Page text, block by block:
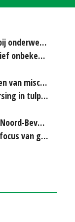
Diesel is nu 'echt een ding' bij onderwerken
Nieuwe importeur van relatief onbekende merken...
Demonstratie twee manieren van miscanthus hakselen
Mechanische onkruidbeheersing in tulpenteelt steeds...
Jubilerende bietentelers op Noord-Beveland rijden elkaar...
Bemest op z'n Best verlegt focus van grasland naar bouwland